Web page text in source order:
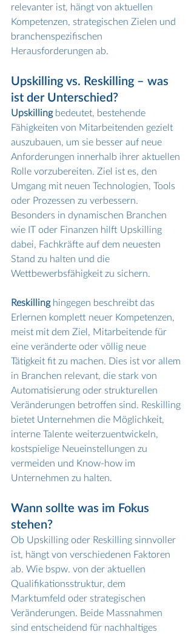
relevanter ist, hängt von aktuellen
Kompetenzen, strategischen Zielen und
branchenspezifischen
Herausforderungen ab.
Upskilling vs. Reskilling – was
ist der Unterschied?
Upskilling bedeutet, bestehende
Fähigkeiten von Mitarbeitenden gezielt
auszubauen, um sie besser auf neue
Anforderungen innerhalb ihrer aktuellen
Rolle vorzubereiten. Ziel ist es, den
Umgang mit neuen Technologien, Tools
oder Prozessen zu verbessern.
Besonders in dynamischen Branchen
wie IT oder Finanzen hilft Upskilling
dabei, Fachkräfte auf dem neuesten
Stand zu halten und die
Wettbewerbsfähigkeit zu sichern.
Reskilling hingegen beschreibt das
Erlernen komplett neuer Kompetenzen,
meist mit dem Ziel, Mitarbeitende für
eine veränderte oder völlig neue
Tätigkeit fit zu machen. Dies ist vor allem
in Branchen relevant, die stark von
Automatisierung oder strukturellen
Veränderungen betroffen sind. Reskilling
bietet Unternehmen die Möglichkeit,
interne Talente weiterzuentwickeln,
kostspielige Neueinstellungen zu
vermeiden und Know-how im
Unternehmen zu halten.
Wann sollte was im Fokus
stehen?
Ob Upskilling oder Reskilling sinnvoller
ist, hängt von verschiedenen Faktoren
ab. Wie bspw. von der aktuellen
Qualifikationsstruktur, dem
Marktumfeld oder strategischen
Veränderungen. Beide Massnahmen
sind entscheidend für nachhaltiges